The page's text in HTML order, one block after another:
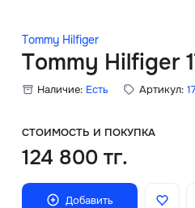
Tommy Hilfiger
Tommy Hilfiger
Наличие: Есть Артикул:
СТОИМОСТЬ И ПОКУПКА
124 800 тг.
Добавить
Главная
О нас